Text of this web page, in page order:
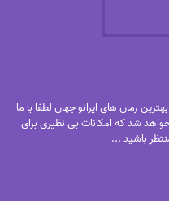
رمان های ایرانو جهان لطفا با ما
شد که امکانات بی نظیری برای
باشید ...